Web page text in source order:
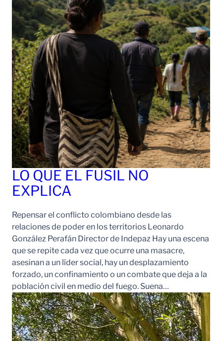
LO QUE EL FUSIL NO
EXPLICA
Repensar el conflicto colombiano desde las
relaciones de poder en los territorios Leonardo
González Perafán Director de Indepaz Hay una escena
que se repite cada vez que ocurre una masacre,
asesinan a un líder social, hay un desplazamiento
forzado, un confinamiento o un combate que deja a la
población civil en medio del fuego. Suena…